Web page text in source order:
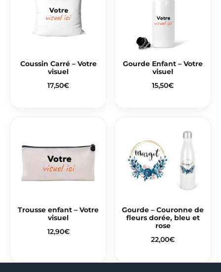
Coussin Carré – Votre
visuel
17,50€
Gourde Enfant – Votre
visuel
15,50€
Trousse enfant – Votre
visuel
12,90€
Gourde – Couronne de
fleurs dorée, bleu et
rose
22,00€